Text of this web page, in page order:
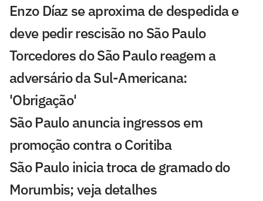
Enzo Díaz se aproxima de despedida e
deve pedir rescisão no São Paulo
Torcedores do São Paulo reagem a
adversário da Sul-Americana:
'Obrigação'
São Paulo anuncia ingressos em
promoção contra o Coritiba
São Paulo inicia troca de gramado do
Morumbis; veja detalhes